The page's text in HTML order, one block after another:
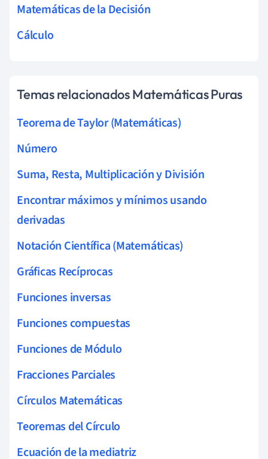
Matemáticas de la Decisión
Cálculo
Temas relacionados Matemáticas Puras
Teorema de Taylor (Matemáticas)
Número
Suma, Resta, Multiplicación y División
Encontrar máximos y mínimos usando
derivadas
Notación Científica (Matemáticas)
Gráficas Recíprocas
Funciones inversas
Funciones compuestas
Funciones de Módulo
Fracciones Parciales
Círculos Matemáticas
Teoremas del Círculo
Ecuación de la mediatriz